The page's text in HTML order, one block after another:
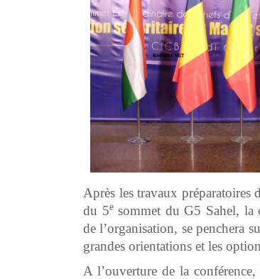
Après les travaux préparatoires
du 5esommet du G5 Sahel, la
de l’organisation, se penchera
grandes orientations et les
A l’ouverture de la